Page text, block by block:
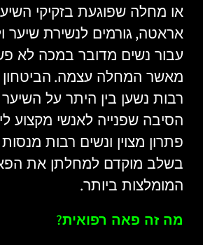
או מחלה שפוגעת בזקיקי
אראטה,גורמים לנשירת שיער
עבור נשים מדובר במכה לא
מאשר המחלה עצמה.
רבות נשען בין היתר על
הסיבה שפנייה לאנשי מקצוע
פתרון מצוין ונשים רבות
בשלב מוקדם למחלתן את
המומלצות ביותר.
מה זה פאה רפואית?